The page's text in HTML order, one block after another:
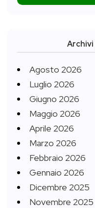
Archivi
Agosto 2026
Luglio 2026
Giugno 2026
Maggio 2026
Aprile 2026
Marzo 2026
Febbraio 2026
Gennaio 2026
Dicembre 2025
Novembre 2025